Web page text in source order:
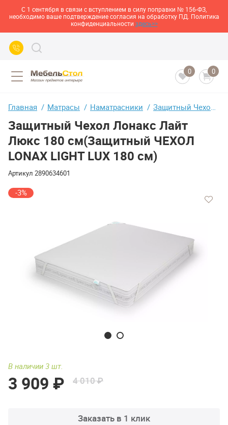
С 1 сентября в связи с вступлением в силу поправки № 156-ФЗ,
необходимо ваше подтверждение согласия на обработку ПД. Политика
конфиденциальности здесь>>
0 0
Главная Матрасы Наматрасники Защитный Чехол Лонакс Лайт Люкс 180 см(Защитный ЧЕХОЛ LONAX LIGHT LUX 180 см)
Защитный Чехол Лонакс Лайт
Люкс 180 см(Защитный ЧЕХОЛ
LONAX LIGHT LUX 180 см)
Артикул 2890634601
-3%
В наличии 3 шт.
3 909 ₽ 4 010 ₽
Заказать в 1 клик